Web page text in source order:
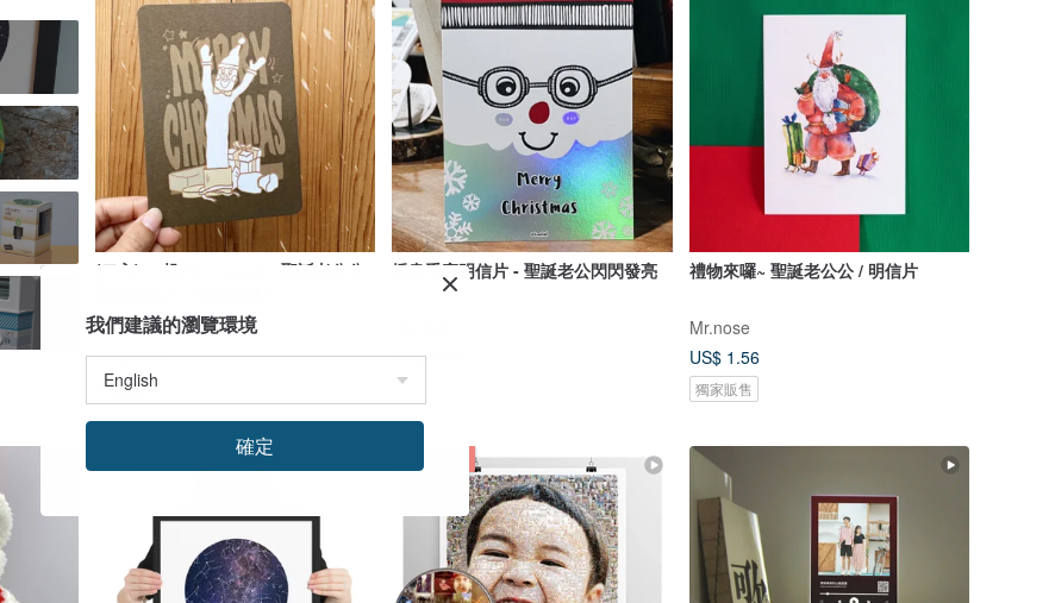
(二入) 一起wave wave / 聖誕老公公
好日吉 WorkShop
US$ 3.57
獨家販售
插畫手寫明信片 - 聖誕老公閃閃發亮
US$ 6.69
禮物來囉~ 聖誕老公公 / 明信片
Mr.nose
US$ 1.56
獨家販售
我們建議的瀏覽環境
確定